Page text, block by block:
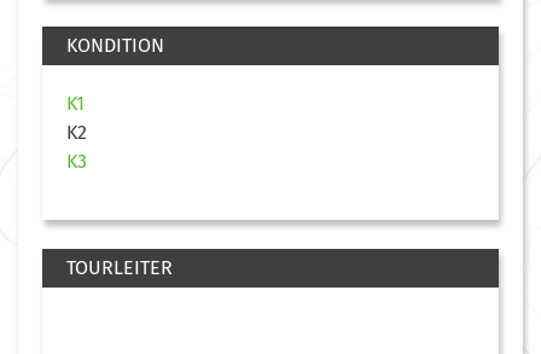
KONDITION
K1
K2
K3
TOURLEITER